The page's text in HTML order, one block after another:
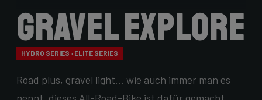
Gravel Explore
HYDRO SERIES › ELITE SERIES
Road plus, gravel light… wie auch immer man es
nennt, dieses All-Road-Bike ist dafür gemacht.